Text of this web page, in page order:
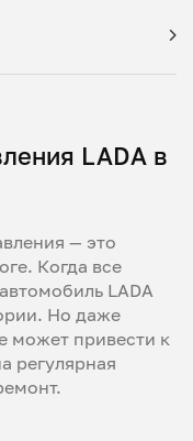
LADA в
— это
Когда все
LADA
Но даже
может привести к
регулярная